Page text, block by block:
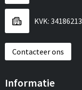
Sport
Vrije tijd en Strand
Reistassen
Schoenentassen
KVK: 34186213
Contacteer ons
Informatie